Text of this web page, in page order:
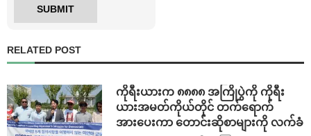
RELATED POST
ကိုရီးယားက ၈၈၈၈ အကြိုပွဲကို ကိုရီး
ယားအမတ်ကိုယ်တိုင် တက်ရောက်
အားပေးကာ တောင်းဆိုစာများကို လက်ခံ